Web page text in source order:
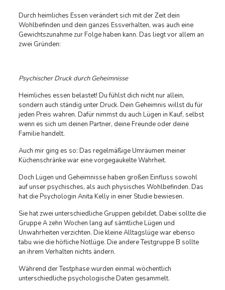
Durch heimliches Essen verändert sich mit der Zeit dein
Wohlbefinden und dein ganzes Essverhalten, was auch eine
Gewichtszunahme zur Folge haben kann. Das liegt vor allem an
zwei Gründen:
Psychischer Druck durch Geheimnisse
Heimliches essen belastet! Du fühlst dich nicht nur allein,
sondern auch ständig unter Druck. Dein Geheimnis willst du für
jeden Preis wahren. Dafür nimmst du auch Lügen in Kauf, selbst
wenn es sich um deinen Partner, deine Freunde oder deine
Familie handelt.
Auch mir ging es so: Das regelmäßige Umräumen meiner
Küchenschränke war eine vorgegaukelte Wahrheit.
Doch Lügen und Geheimnisse haben großen Einfluss sowohl
auf unser psychisches, als auch physisches Wohlbefinden. Das
hat die Psychologin Anita Kelly in einer Studie bewiesen.
Sie hat zwei unterschiedliche Gruppen gebildet. Dabei sollte die
Gruppe A zehn Wochen lang auf sämtliche Lügen und
Unwahrheiten verzichten. Die kleine Alltagslüge war ebenso
tabu wie die höfliche Notlüge. Die andere Testgruppe B sollte
an ihrem Verhalten nichts ändern.
Während der Testphase wurden einmal wöchentlich
unterschiedliche psychologische Daten gesammelt.